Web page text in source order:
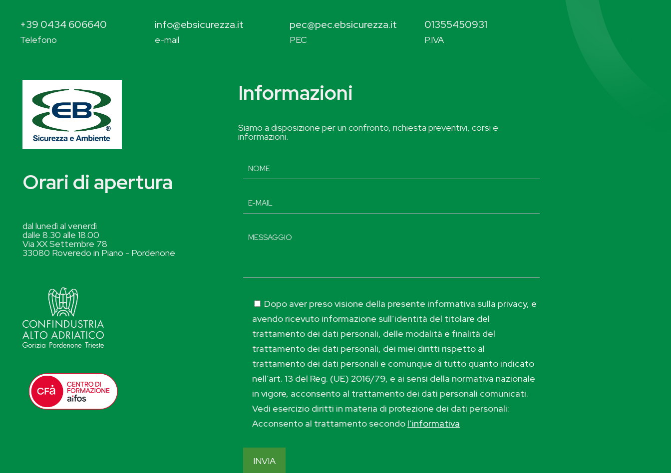
+39 0434 606640
Telefono
info@ebsicurezza.it
e-mail
pec@pec.ebsicurezza.it
PEC
01355450931
P.IVA
Orari di apertura
dal lunedì al venerdì
dalle 8.30 alle 18.00
Via XX Settembre 78
33080 Roveredo in Piano - Pordenone
Informazioni
Siamo a disposizione per un confronto, richiesta preventivi, corsi e
informazioni.
Dopo aver preso visione della presente informativa sulla privacy, e
avendo ricevuto informazione sull’identità del titolare del
trattamento dei dati personali, delle modalità e finalità del
trattamento dei dati personali, dei miei diritti rispetto al
trattamento dei dati personali e comunque di tutto quanto indicato
nell’art. 13 del Reg. (UE) 2016/79, e ai sensi della normativa nazionale
in vigore, acconsento al trattamento dei dati personali comunicati.
Vedi esercizio diritti in materia di protezione dei dati personali:
Acconsento al trattamento secondo l’informativa